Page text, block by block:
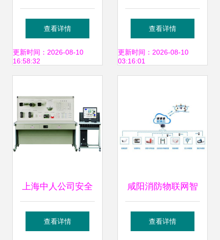
与监控安防服务，
打造家庭与商铺的
查看详情
更新时间：2026-08-10
16:58:32
西部数据AI HDD
打造企业级智能监
架构与价值分析
查看详情
更新时间：2026-08-10
03:16:01
上海中人公司安全
防盗及监控系统实
查看详情
咸阳消防物联网智
慧用电安全管理系
查看详情